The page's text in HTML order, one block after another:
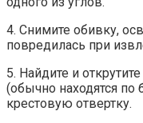
4. Снимите обивку,
повредилась при
5. Найдите и
(обычно находятся по
крестовую отвертку.